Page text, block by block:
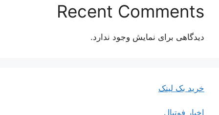
Recent Comments
دیدگاهی برای نمایش وجود ندارد.
خرید بک لینک
اخبار فوتبال